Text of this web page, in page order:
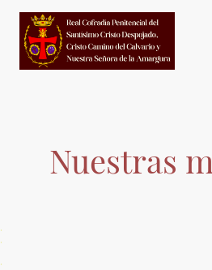
Nuestras
.
.
.